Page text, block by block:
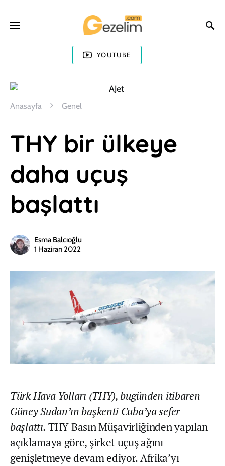
YOUTUBE
Anasayfa Genel
THY bir ülkeye
daha uçuş
başlattı
Esma Balcıoğlu
1 Haziran 2022
Türk Hava Yolları (THY), bugünden itibaren
Güney Sudan’ın başkenti Cuba’ya sefer
başlattı. THY Basın Müşavirliğinden yapılan
açıklamaya göre, şirket uçuş ağını
genişletmeye devam ediyor. Afrika’yı